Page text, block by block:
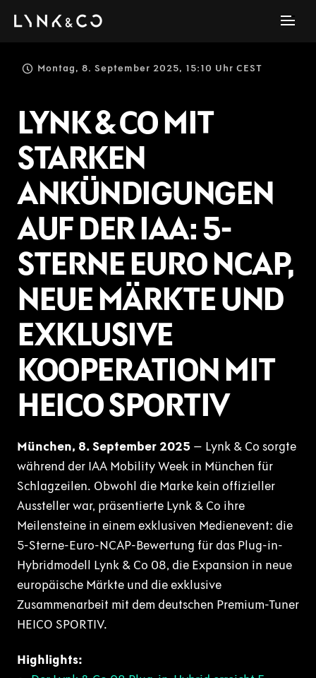
Montag, 8. September 2025, 15:10 Uhr CEST
LYNK & CO MIT
STARKEN
ANKÜNDIGUNGEN
AUF DER IAA: 5-
STERNE EURO NCAP,
NEUE MÄRKTE UND
EXKLUSIVE
KOOPERATION MIT
HEICO SPORTIV
München, 8. September 2025 – Lynk & Co sorgte
während der IAA Mobility Week in München für
Schlagzeilen. Obwohl die Marke kein offizieller
Aussteller war, präsentierte Lynk & Co ihre
Meilensteine in einem exklusiven Medienevent: die
5-Sterne-Euro-NCAP-Bewertung für das Plug-in-
Hybridmodell Lynk & Co 08, die Expansion in neue
europäische Märkte und die exklusive
Zusammenarbeit mit dem deutschen Premium-Tuner
HEICO SPORTIV.
Highlights: